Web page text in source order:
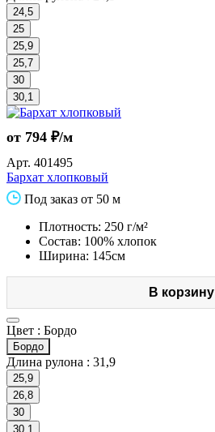
24,5
25
25,9
25,7
30
30,1
от 794 ₽/м
Арт. 401495
Бархат хлопковый
Под заказ от 50 м
Плотность: 250 г/м²
Состав: 100% хлопок
Ширина: 145см
В корзину
Цвет : Бордо
Бордо
Длина рулона : 31,9
25,9
26,8
30
30,1